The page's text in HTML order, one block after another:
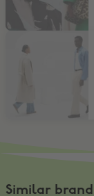
10% auf FARFETCH
Similar